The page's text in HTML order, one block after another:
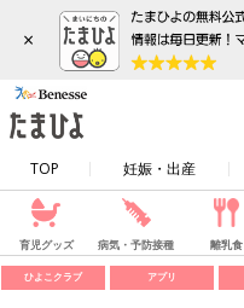
×
TOP 妊娠・出産
育児グッズ 病気・予防接種 離乳食
ひよこクラブ アプリ